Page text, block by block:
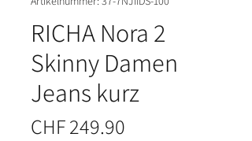
RICHA Nora 2
Skinny Damen
Jeans kurz
CHF 249.90